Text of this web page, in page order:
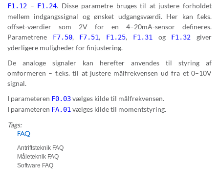
F1.12 – F1.24. Disse parametre bruges til at justere forholdet
mellem indgangssignal og ønsket udgangsværdi. Her kan f.eks.
offset-værdier som 2V for en 4–20mA-sensor defineres.
Parametrene
F7.50, F7.51, F1.25, F1.31 og F1.32 giver
yderligere muligheder for finjustering.
De analoge signaler kan herefter anvendes til styring af
omformeren – f.eks. til at justere målfrekvensen ud fra et 0–10V
signal.
I parameteren F0.03vælges kilde til målfrekvensen.
I parameteren FA.01 vælges kilde til momentstyring.
Tags:
FAQ
Antriftsteknik FAQ
Måleteknik FAQ
Software FAQ